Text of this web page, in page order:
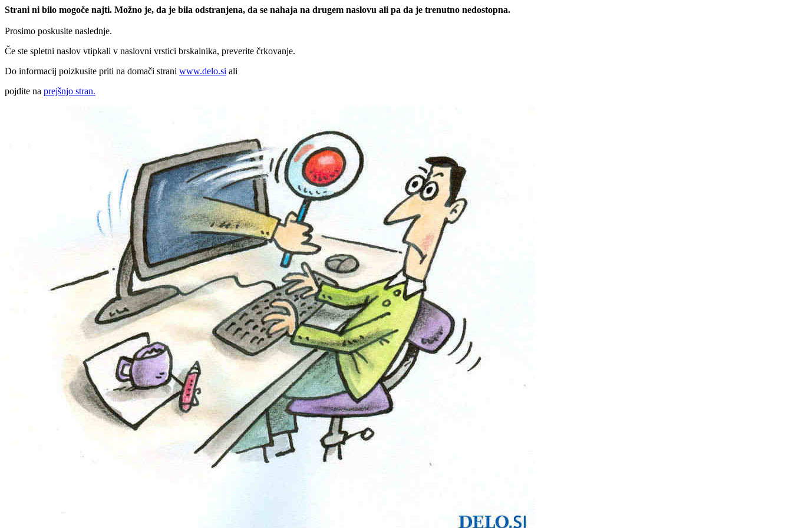
Strani ni bilo mogoče najti. Možno je, da je bila odstranjena, da se nahaja na drugem naslovu ali pa da je trenutno nedostopna.
Prosimo poskusite naslednje.
Če ste spletni naslov vtipkali v naslovni vrstici brskalnika, preverite črkovanje.
Do informacij poizkusite priti na domači strani www.delo.si ali
pojdite na prejšnjo stran.